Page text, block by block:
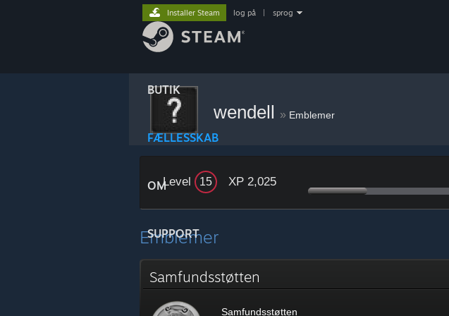
BUTIK
FÆLLESSKAB
OM
SUPPORT
Installer Steam log på sprog
wendell » Emblemer
Level 15 XP 2,025
Emblemer
Samfundsstøtten
Samfundsstøtten